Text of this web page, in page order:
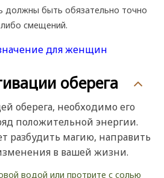
должны быть обязательно точно
смещений.
оберега
оберега, необходимо его
положительной энергии.
разбудить магию, направить
в вашей жизни.
водой или протрите с солью